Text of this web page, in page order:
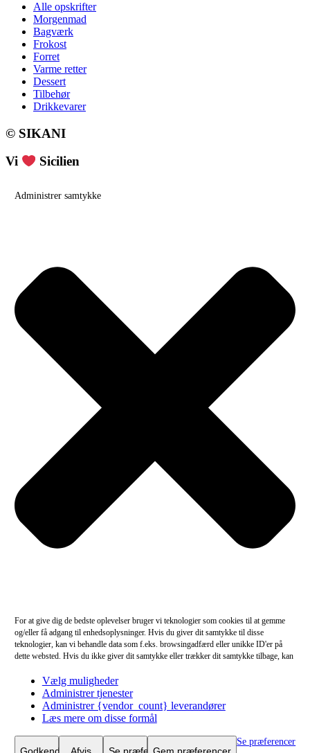
Alle opskrifter
Morgenmad
Bagværk
Frokost
Forret
Varme retter
Dessert
Tilbehør
Drikkevarer
© SIKANI
Vi
Sicilien
Administrer samtykke
For at give dig de bedste oplevelser bruger vi teknologier som cookies til at gemme
og/eller få adgang til enhedsoplysninger. Hvis du giver dit samtykke til disse
teknologier, kan vi behandle data som f.eks. browsingadfærd eller unikke ID'er på
dette websted. Hvis du ikke giver dit samtykke eller trækker dit samtykke tilbage, kan
Funktionsdygtig
Funktionsdygtig
Altid aktiv
Præferencer
Præferencer
Statistikker
Statistikker
Marketing
Vælg muligheder
Administrer tjenester
Administrer {vendor_count} leverandører
Læs mere om disse formål
Se præferencer